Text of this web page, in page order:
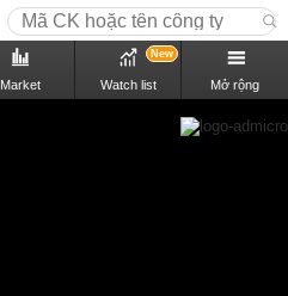
Market Watch list
New
Mở rộng